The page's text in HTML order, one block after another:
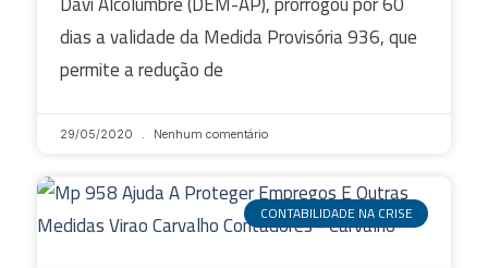
dias a validade da Medida Provisória 936, que
permite a redução de
29/05/2020 Nenhum comentário
CONTABILIDADE NA CRISE